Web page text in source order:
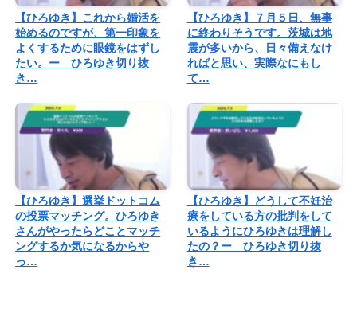
【ひろゆき】これから婚活を
始めるのですが、第一印象を
よくするために眼鏡をはずし
たい。ー ひろゆき切り抜
き…
【ひろゆき】７月５日、無事
に終わりそうです。茨城は地
震が多いから、日々備えなけ
ればと思い、実際なにもし
て…
【ひろゆき】選挙ドットコム
の投票マッチング。ひろゆき
さんがやったらどことマッチ
ングするか気になるからや
っ…
【ひろゆき】どうして不妊治
療をしている方の批判をして
いるようにひろゆきは理解し
たの？ー ひろゆき切り抜
き…